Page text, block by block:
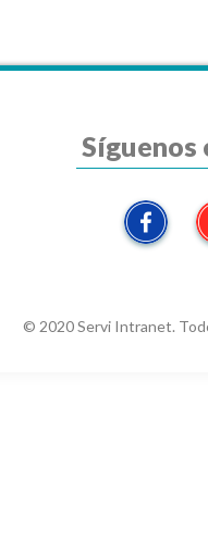
Síguenos
© 2020 Servi Intranet.